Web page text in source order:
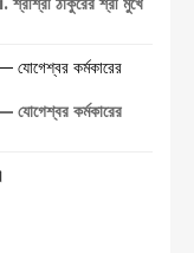
যোগেশ্বর কর্মকারের
যোগেশ্বর কর্মকারের